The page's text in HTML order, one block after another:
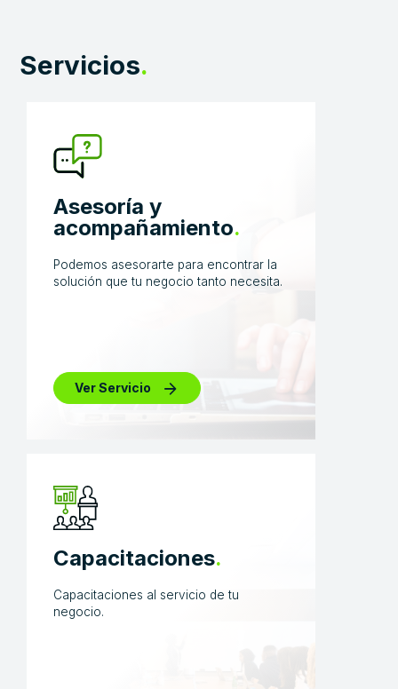
Servicios.
Asesoría y
acompañamiento.
Podemos asesorarte para encontrar la
solución que tu negocio tanto necesita.
Ver Servicio
Capacitaciones.
Capacitaciones al servicio de tu
negocio.